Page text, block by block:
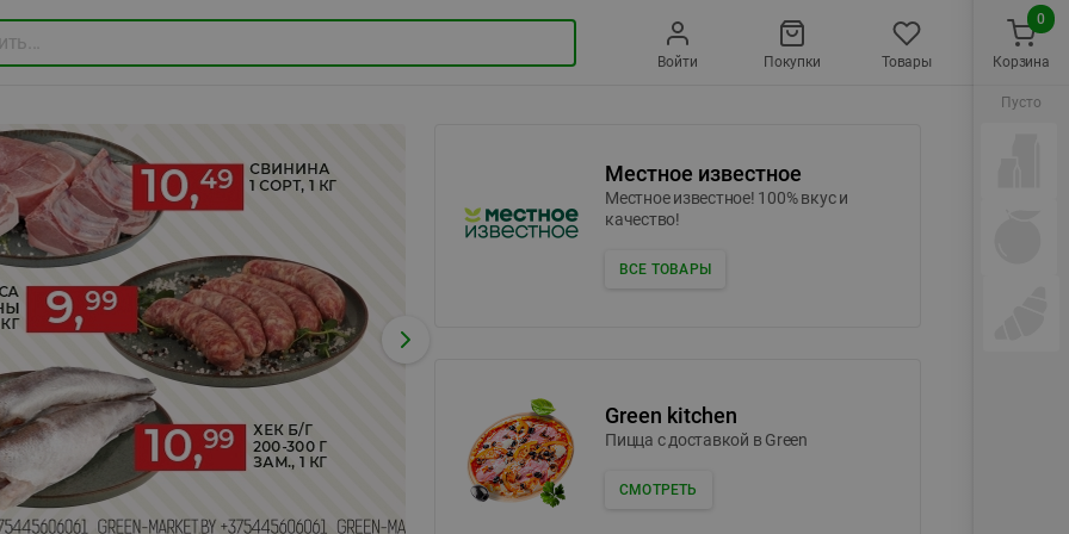
Войти Покупки Товары
Местное известное
Местное известное! 100% вкус и
качество!
ВСЕ ТОВАРЫ
Green kitchen
Пицца c доставкой в Green
СМОТРЕТЬ
Корзина
0
Пусто